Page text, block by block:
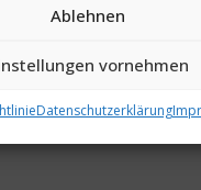
Ablehnen
vornehmen
Datenschutzerklärung
=